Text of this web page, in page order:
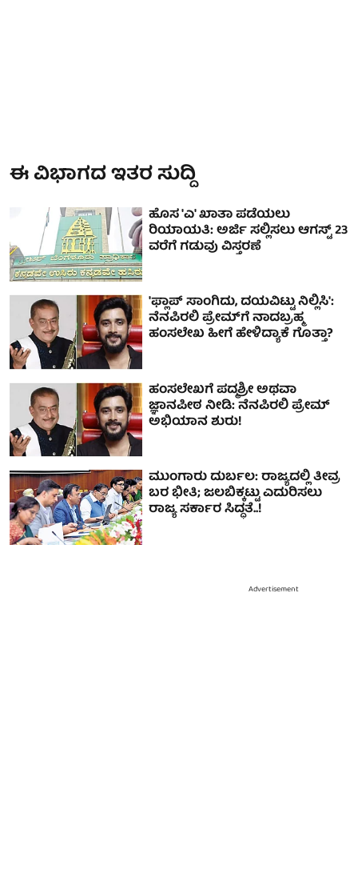
ಈ ವಿಭಾಗದ ಇತರ ಸುದ್ದಿ
ಹೊಸ 'ಎ' ಖಾತಾ ಪಡೆಯಲು
ರಿಯಾಯತಿ: ಅರ್ಜಿ ಸಲ್ಲಿಸಲು ಆಗಸ್ಟ್ 23
ವರೆಗೆ ಗಡುವು ವಿಸ್ತರಣೆ
'ಫ್ಲಾಪ್ ಸಾಂಗಿದು, ದಯವಿಟ್ಟು ನಿಲ್ಲಿಸಿ':
ನೆನಪಿರಲಿ ಪ್ರೇಮ್​​ಗೆ ನಾದಬ್ರಹ್ಮ
ಹಂಸಲೇಖ ಹೀಗೆ ಹೇಳಿದ್ಯಾಕೆ ಗೊತ್ತಾ?
ಹಂಸಲೇಖಗೆ ಪದ್ಮಶ್ರೀ ಅಥವಾ
ಜ್ಞಾನಪೀಠ ನೀಡಿ: ನೆನಪಿರಲಿ ಪ್ರೇಮ್
ಅಭಿಯಾನ ಶುರು!
ಮುಂಗಾರು ದುರ್ಬಲ: ರಾಜ್ಯದಲ್ಲಿ ತೀವ್ರ
ಬರ ಭೀತಿ; ಜಲಬಿಕ್ಕಟ್ಟು ಎದುರಿಸಲು
ರಾಜ್ಯ ಸರ್ಕಾರ ಸಿದ್ಧತೆ..!
Advertisement